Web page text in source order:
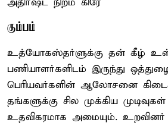
கும்பம்
உத்யோகஸ்தர்ளுக்கு தன் கீழ்
பணியாளர்களிடம் இருந்து
பெரியவர்களின் ஆலோசனை
தங்களுக்கு சில முக்கிய
உதவிகரமாக அமையும். உறவினர்